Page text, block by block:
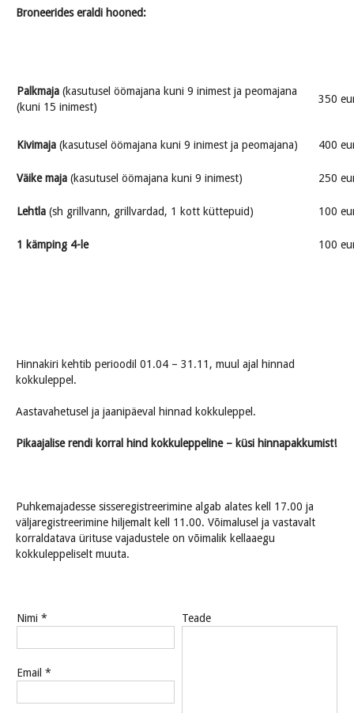
Broneerides eraldi hooned:
Palkmaja (kasutusel öömajana kuni 9 inimest ja peomajana
(kuni 15 inimest)
350
Kivimaja (kasutusel öömajana kuni 9 inimest ja peomajana) 400
Väike maja (kasutusel öömajana kuni 9 inimest) 250
Lehtla (sh grillvann, grillvardad, 1 kott küttepuid) 100
1 kämping 4-le 100
Hinnakiri kehtib perioodil 01.04 – 31.11, muul ajal hinnad
kokkuleppel.
Aastavahetusel ja jaanipäeval hinnad kokkuleppel.
Pikaajalise rendi korral hind kokkuleppeline – küsi hinnapakkumist!
Puhkemajadesse sisseregistreerimine algab alates kell 17.00 ja
väljaregistreerimine hiljemalt kell 11.00. Võimalusel ja vastavalt
korraldatava ürituse vajadustele on võimalik kellaaegu
kokkuleppeliselt muuta.
Nimi *
Email *
Teade